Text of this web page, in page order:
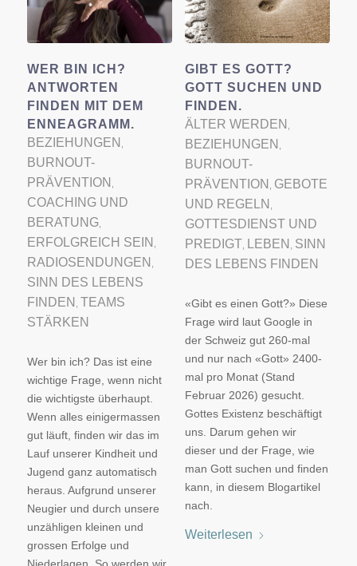
WER BIN ICH?
ANTWORTEN
FINDEN MIT DEM
ENNEAGRAMM.
BEZIEHUNGEN
BURNOUT-
PRÄVENTION
COACHING UND
BERATUNG,
ERFOLGREICH SEIN
RADIOSENDUNGEN
SINN DES LEBENS
FINDEN TEAMS
STÄRKEN
Wer bin ich? Das ist eine
wichtige Frage, wenn nicht
die wichtigste überhaupt.
Wenn alles einigermassen
gut läuft, finden wir das im
Lauf unserer Kindheit und
Jugend ganz automatisch
heraus. Aufgrund unserer
Neugier und durch unsere
unzähligen kleinen und
grossen Erfolge und
Niederlagen. So werden wir
GIBT ES GOTT?
GOTT SUCHEN UND
FINDEN.
ÄLTER WERDEN
BEZIEHUNGEN
BURNOUT-
PRÄVENTION GEBOTE
UND REGELN
GOTTESDIENST UND
PREDIGT LEBEN SINN
DES LEBENS FINDEN
«Gibt es einen Gott?» Diese
Frage wird laut Google in
der Schweiz gut 260-mal
und nur nach «Gott» 2400-
mal pro Monat (Stand
Februar 2026) gesucht.
Gottes Existenz beschäftigt
uns. Darum gehen wir
dieser und der Frage, wie
man Gott suchen und finden
kann, in diesem Blogartikel
nach.
Weiterlesen